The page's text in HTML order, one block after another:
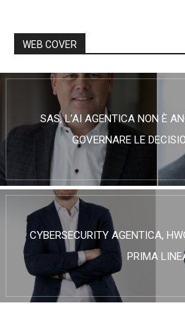
WEB COVER
SAS, L’AI AGENTICA NON È
GOVERNARE LE
CYBERSECURITY AGENTICA,
PRIMA